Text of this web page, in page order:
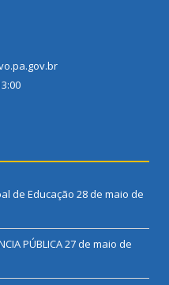
de Educação 28 de maio de
PÚBLICA27 de maio de